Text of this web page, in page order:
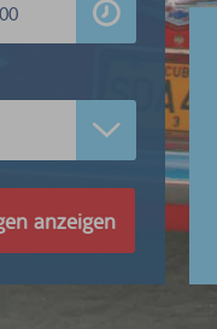
anzeigen
Abholen und der